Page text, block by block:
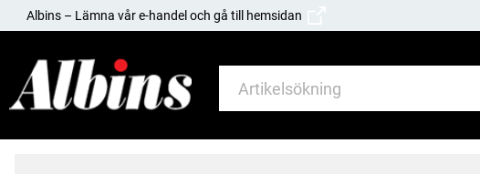
Albins – Lämna vår e-handel och gå till hemsidan